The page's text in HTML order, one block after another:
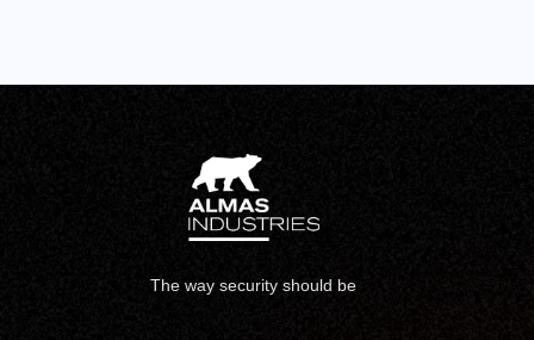
The way security should be